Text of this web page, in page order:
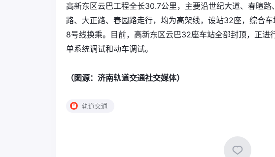
高新东区云巴工程全长30.7公里，主要沿世纪大道、春暄
路、大正路、春园路走行，均为高架线，设站32座，综合车
8号线换乘。目前，高新东区云巴32座车站全部封顶，正进
单系统调试和动车调试。
（图源：济南轨道交通社交媒体）
轨道交通